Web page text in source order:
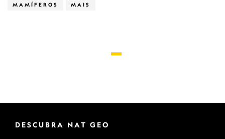
MAMÍFEROS MAIS
DESCUBRA NAT GEO